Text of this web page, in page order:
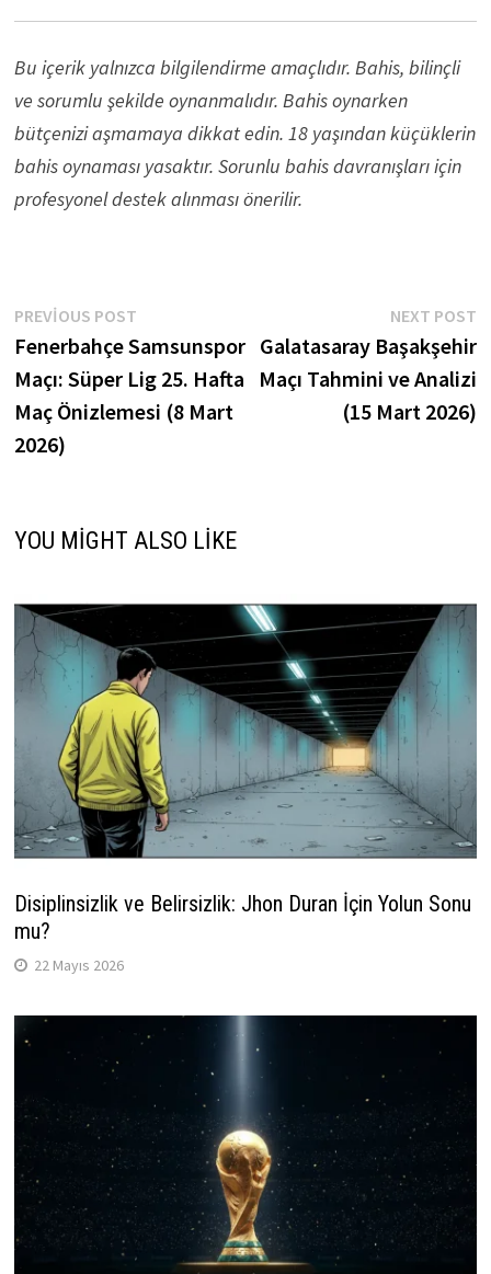
Bu içerik yalnızca bilgilendirme amaçlıdır. Bahis, bilinçli
ve sorumlu şekilde oynanmalıdır. Bahis oynarken
bütçenizi aşmamaya dikkat edin. 18 yaşından küçüklerin
bahis oynaması yasaktır. Sorunlu bahis davranışları için
profesyonel destek alınması önerilir.
Yazı
gezinmesi
PREVIOUS POSTPrevious
post:
Fenerbahçe Samsunspor
Maçı: Süper Lig 25. Hafta
Maç Önizlemesi (8 Mart
2026)
NEXT POST
Galatasaray Başakşehir
Maçı Tahmini ve Analizi
(15 Mart 2026)
YOU MIGHT ALSO LIKE
Disiplinsizlik ve Belirsizlik: Jhon Duran İçin Yolun Sonu
mu?
22 Mayıs 2026